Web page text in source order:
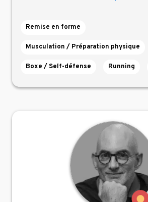
Remise en forme
Musculation / Préparation physique
Boxe / Self-défense Running